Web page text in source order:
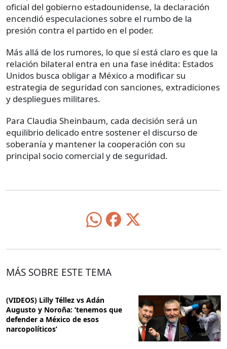
oficial del gobierno estadounidense, la declaración
encendió especulaciones sobre el rumbo de la
presión contra el partido en el poder.
Más allá de los rumores, lo que sí está claro es que la
relación bilateral entra en una fase inédita: Estados
Unidos busca obligar a México a modificar su
estrategia de seguridad con sanciones, extradiciones
y despliegues militares.
Para Claudia Sheinbaum, cada decisión será un
equilibrio delicado entre sostener el discurso de
soberanía y mantener la cooperación con su
principal socio comercial y de seguridad.
MÁS SOBRE ESTE TEMA
(VIDEOS) Lilly Téllez vs Adán
Augusto y Noroña: ‘tenemos que
defender a México de esos
narcopolíticos’